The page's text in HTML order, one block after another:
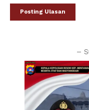
–